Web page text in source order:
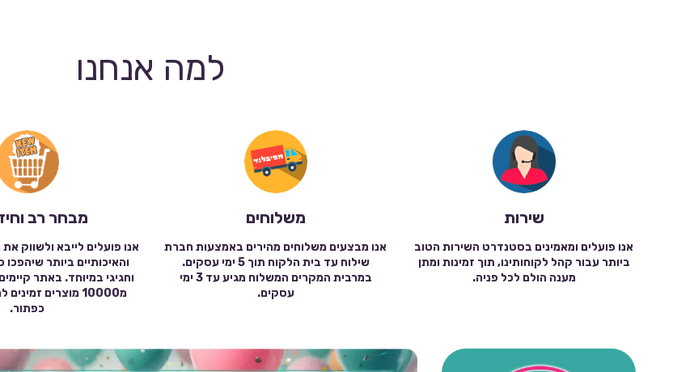
למה אנחנו
שירות
אנו פועלים ומאמינים בסטנדרט השירות הטוב
ביותר עבור קהל לקוחותינו, תוך זמינות ומתן
מענה הולם לכל פניה.
משלוחים
אנו מבצעים משלוחים מהירים באמצעות חברת
שילוח עד בית הלקוח תוך 5 ימי עסקים.
במרבית המקרים המשלוח מגיע עד 3 ימי
עסקים.
מבחר רב
אנו פועלים לייבא ולשווק
והאיכותיים ביותר שיהפכו
וחגיגי במיוחד. באתר
מ10000 מוצרים
כפתור.